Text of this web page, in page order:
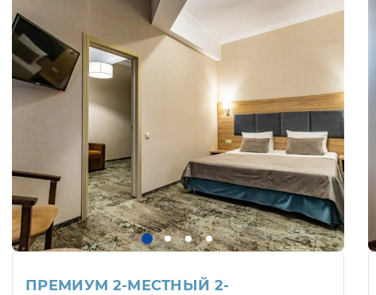
ПРЕМИУМ 2-МЕСТНЫЙ 2-